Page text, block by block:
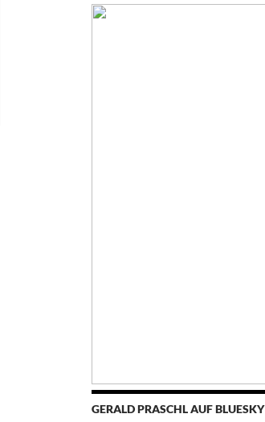
GERALD PRASCHL AUF BLUESKY